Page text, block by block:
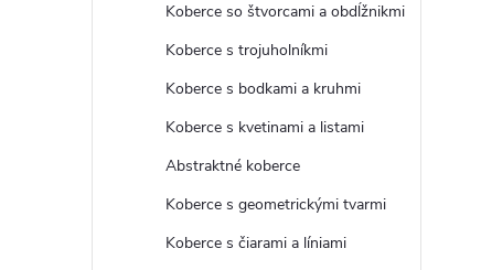
Koberce so štvorcami a obdĺžnikmi
Koberce s trojuholníkmi
Koberce s bodkami a kruhmi
Koberce s kvetinami a listami
Abstraktné koberce
Koberce s geometrickými tvarmi
Koberce s čiarami a líniami